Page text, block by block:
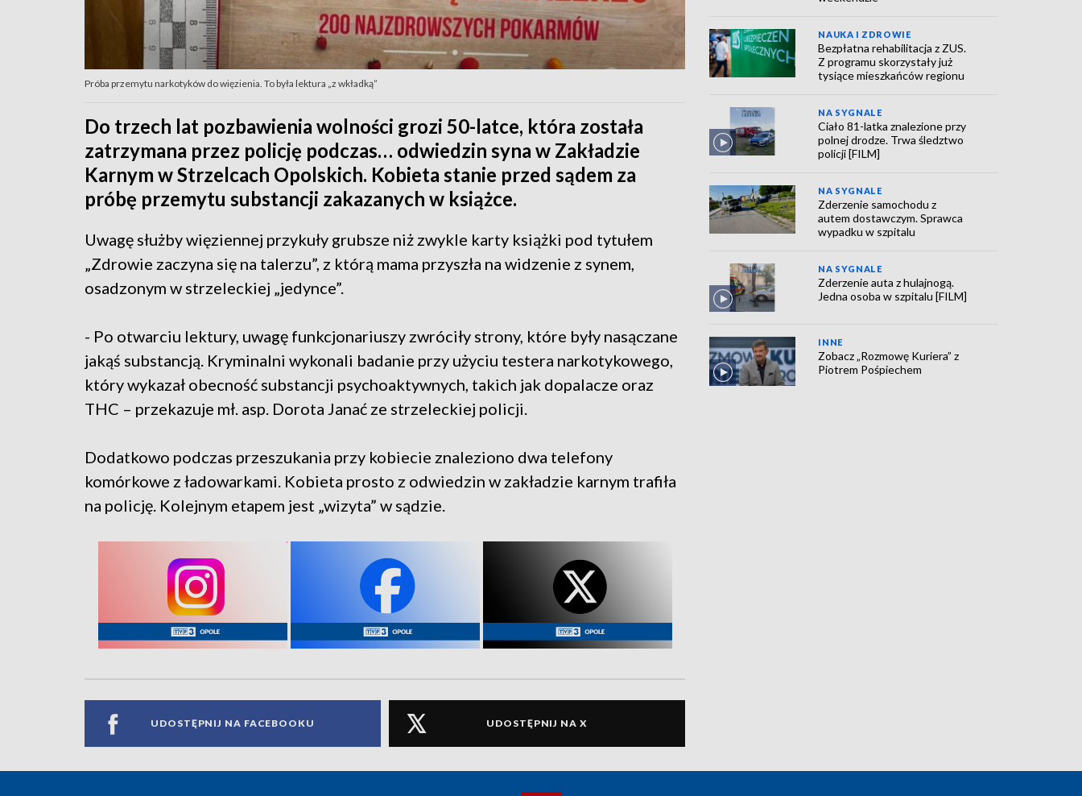
Próba przemytu narkotyków do więzienia. To była lektura „z wkładką”
Do trzech lat pozbawienia wolności grozi 50-latce, która została
zatrzymana przez policję podczas… odwiedzin syna w Zakładzie
Karnym w Strzelcach Opolskich. Kobieta stanie przed sądem za
próbę przemytu substancji zakazanych w książce.
Uwagę służby więziennej przykuły grubsze niż zwykle karty książki pod tytułem
„Zdrowie zaczyna się na talerzu”, z którą mama przyszła na widzenie z synem,
osadzonym w strzeleckiej „jedynce”.
- Po otwarciu lektury, uwagę funkcjonariuszy zwróciły strony, które były nasączane
jakąś substancją. Kryminalni wykonali badanie przy użyciu testera narkotykowego,
który wykazał obecność substancji psychoaktywnych, takich jak dopalacze oraz
THC – przekazuje mł. asp. Dorota Janać ze strzeleckiej policji.
Dodatkowo podczas przeszukania przy kobiecie znaleziono dwa telefony
komórkowe z ładowarkami. Kobieta prosto z odwiedzin w zakładzie karnym trafiła
na policję. Kolejnym etapem jest „wizyta” w sądzie.
UDOSTĘPNIJ NA FACEBOOKU UDOSTĘPNIJ NA X
NAUKA I ZDROWIE
Bezpłatna rehabilitacja z ZUS.
Z programu skorzystały już
tysiące mieszkańców regionu
NA SYGNALE
Ciało 81-latka znalezione przy
polnej drodze. Trwa śledztwo
policji [FILM]
NA SYGNALE
Zderzenie samochodu z
autem dostawczym. Sprawca
wypadku w szpitalu
NA SYGNALE
Zderzenie auta z hulajnogą.
Jedna osoba w szpitalu [FILM]
INNE
Zobacz „Rozmowę Kuriera” z
Piotrem Pośpiechem